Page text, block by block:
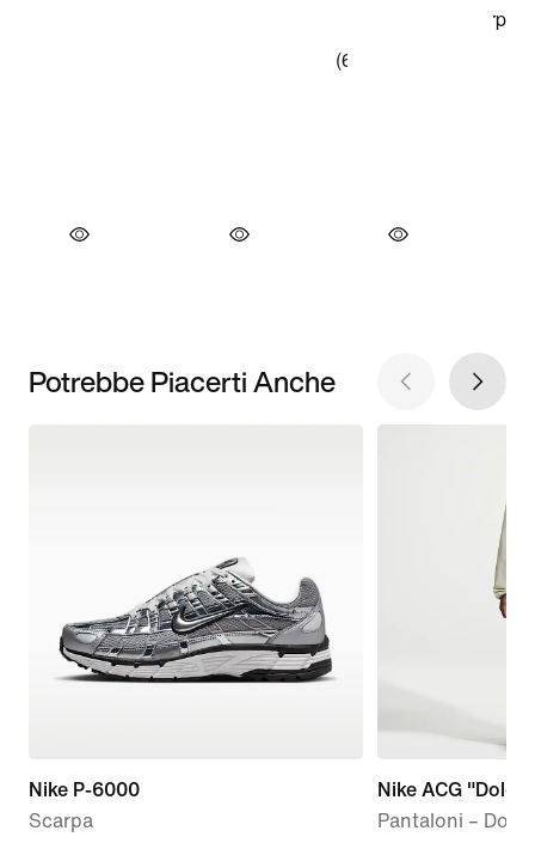
Potrebbe Piacerti Anche
Nike P-6000
Scarpa
Nike ACG
Pantaloni –